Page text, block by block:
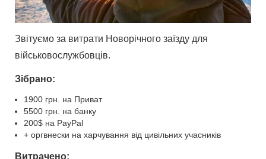
Звітуємо за витрати Новорічного заїзду для
військовослужбовців.
Зібрано:
1900 грн. на Приват
5500 грн. на банку
200$ на PayPal
+ оргвнески на харчування від цивільних учасників
Витрачено: